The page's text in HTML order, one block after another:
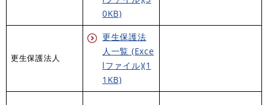
0KB)
更生保護法人
更生保護法
人一覧 (Exce
lファイル)(1
1KB)